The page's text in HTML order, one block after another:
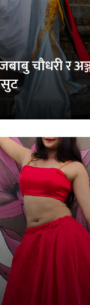
चौधरी र